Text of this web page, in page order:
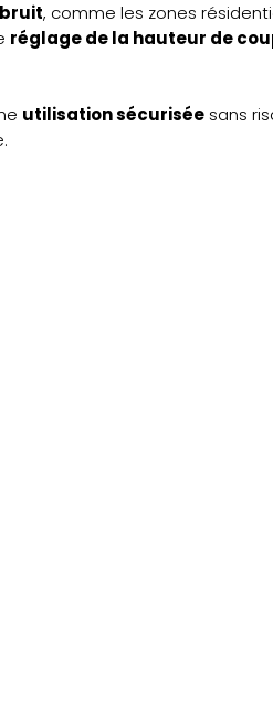
, comme les zones
réglage de la hauteur de
utilisation sécuriséesans